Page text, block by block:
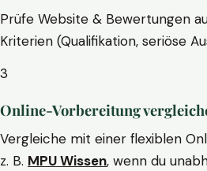
Prüfe Website & Bewertungen
Kriterien (Qualifikation, seriöse
3
Online-Vorbereitung
Vergleiche mit einer flexiblen
z. B. MPU Wissen, wenn du